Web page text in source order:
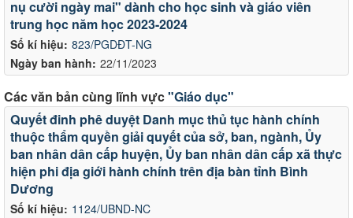
Số kí hiệu: 823/PGDĐT-NG
Ngày ban hành: 22/11/2023
nụ cười ngày mai" dành cho học sinh và giáo viên
trung học năm học 2023-2024
Các văn bản cùng lĩnh vực"Giáo dục"
Số kí hiệu: 1124/UBND-NC
Quyết đinh phê duyệt Danh mục thủ tục hành chính
thuộc thẩm quyền giải quyết của sở, ban, ngành, Ủy
ban nhân dân cấp huyện, Ủy ban nhân dân cấp xã thực
hiện phi địa giới hành chính trên địa bàn tỉnh Bình
Dương